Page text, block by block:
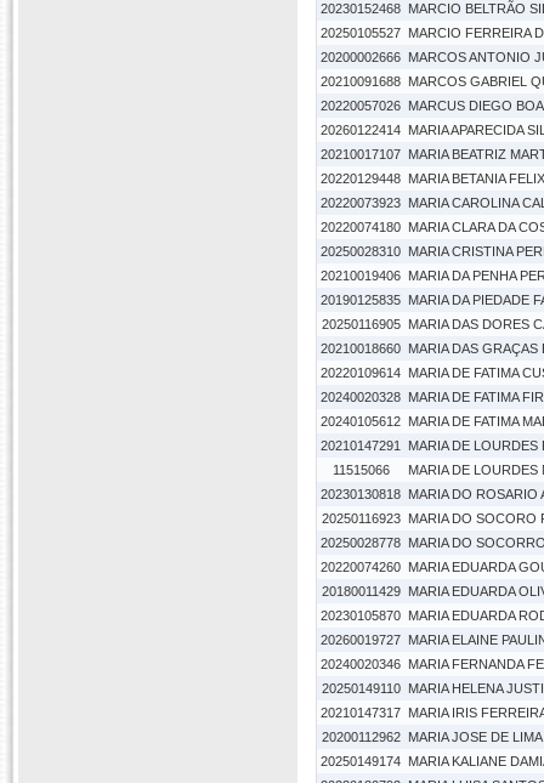
20230152468 MARCIO BELTRÃO
20250105527 MARCIO FERREIRA
20200002666 MARCOS ANTONIO
20210091688 MARCOS GABRIEL
20220057026 MARCUS DIEGO
20260122414 MARIA APARECIDA
20210017107 MARIA BEATRIZ
20220129448 MARIA BETANIA
20220073923 MARIA CAROLINA
20220074180 MARIA CLARA DA
20250028310 MARIA CRISTINA
20210019406 MARIA DA PENHA
20190125835 MARIA DA PIEDADE
20250116905
MARIA DAS DORES
20210018660 MARIA DAS GRAÇAS
20220109614 MARIA DE FATIMA
20240020328 MARIA DE FATIMA
20240105612 MARIA DE FATIMA
20210147291
MARIA DE LOURDES
11515066
MARIA DE LOURDES
20230130818 MARIA DO ROSARIO
20250116923
MARIA DO SOCORO
20250028778 MARIA DO
20220074260 MARIA EDUARDA
20180011429
MARIA EDUARDA
20230105870 MARIA EDUARDA
20260019727 MARIA ELAINE
20240020346 MARIA FERNANDA
20250149110
MARIA HELENA
20210147317 MARIA IRIS
20200112962
MARIA JOSE DE
20250149174 MARIA KALIANE